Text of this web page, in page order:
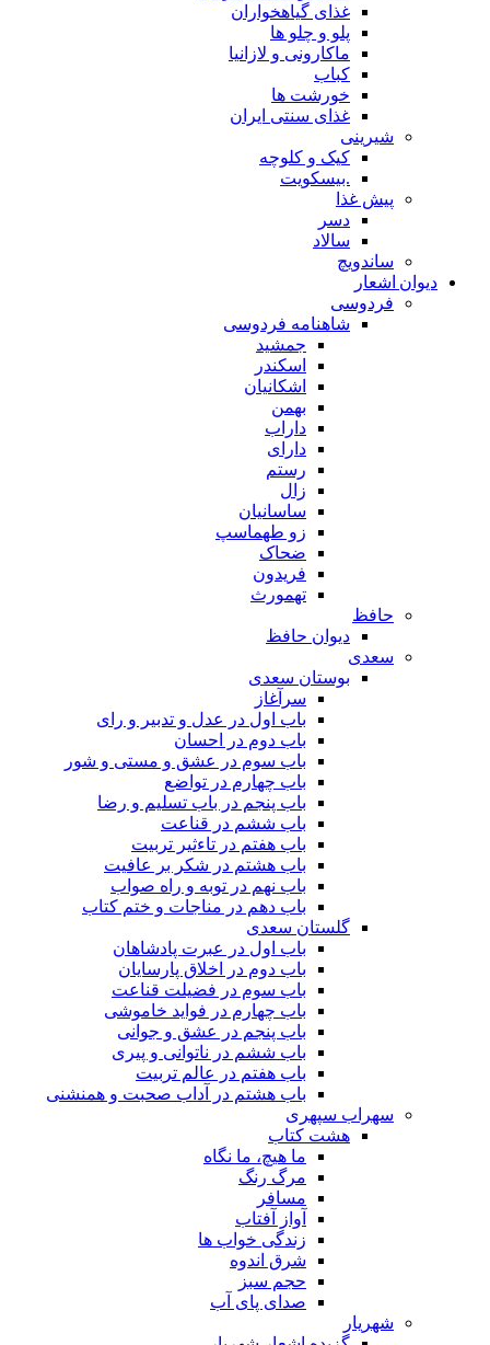
غذای گیاهخواران
پلو و چلو ها
ماکارونی و لازانیا
کباب
خورشت ها
غذای سنتی ایران
شیرینی
کیک و کلوچه
.بیسکویت
پیش غذا
دسر
سالاد
ساندویچ
دیوان اشعار
فردوسی
شاهنامه فردوسی
جمشید
اسکندر
اشکانیان
بهمن
داراب
دارای
رستم
زال
ساسانیان
زو طهماسپ‏
ضحاک
فریدون
تهمورث
حافظ
دیوان حافظ
سعدی
بوستان سعدی
سرآغاز
باب اول در عدل و تدبیر و رای
باب دوم در احسان
باب سوم در عشق و مستی و شور
باب چهارم در تواضع
باب پنجم در باب تسلیم و رضا
باب ششم در قناعت
باب هفتم در تاءثیر تربیت
باب هشتم در شکر بر عافیت
باب نهم در توبه و راه صواب
باب دهم در مناجات و ختم کتاب
گلستان سعدی
باب اول در عبرت پادشاهان
باب دوم در اخلاق پارسایان
باب سوم در فضیلت قناعت
باب چهارم در فواید خاموشى
باب پنجم در عشق و جوانى
باب ششم در ناتوانى و پیرى
باب هفتم در عالم تربیت
باب هشتم در آداب صحبت و همنشنى
سهراب سپهری
هشت کتاب
ما هیچ، ما نگاه
مرگ رنگ
مسافر
آواز آفتاب
زندگی خواب ها
شرق اندوه
حجم سبز
صدای پای آب
شهریار